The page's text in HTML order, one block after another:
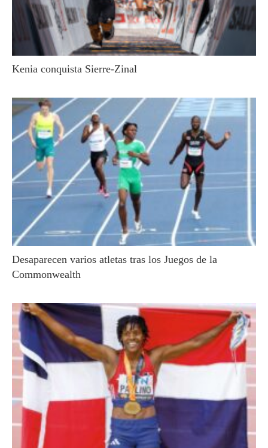
Kenia conquista Sierre-Zinal
Desaparecen varios atletas tras los Juegos de la
Commonwealth